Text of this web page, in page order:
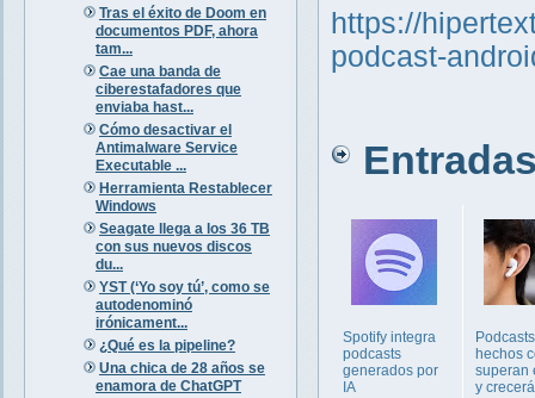
Tras el éxito de Doom en
documentos PDF, ahora
tam...
Cae una banda de
ciberestafadores que
enviaba hast...
Cómo desactivar el
Antimalware Service
Executable ...
Herramienta Restablecer
Windows
Seagate llega a los 36 TB
con sus nuevos discos
du...
YST (‘Yo soy tú’, como se
autodenominó
irónicament...
¿Qué es la pipeline?
Una chica de 28 años se
enamora de ChatGPT
https://
podcast-
Entradas
Spotify integra
podcasts
generados por
IA
Podcasts
hechos
superan
y